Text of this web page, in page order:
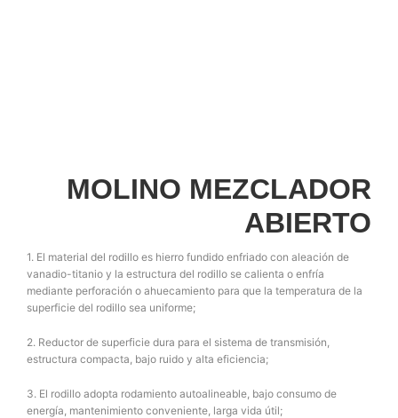
MOLINO MEZCLADOR
ABIERTO
1. El material del rodillo es hierro fundido enfriado con aleación de
vanadio-titanio y la estructura del rodillo se calienta o enfría
mediante perforación o ahuecamiento para que la temperatura de la
superficie del rodillo sea uniforme;
2. Reductor de superficie dura para el sistema de transmisión,
estructura compacta, bajo ruido y alta eficiencia;
3. El rodillo adopta rodamiento autoalineable, bajo consumo de
energía, mantenimiento conveniente, larga vida útil;